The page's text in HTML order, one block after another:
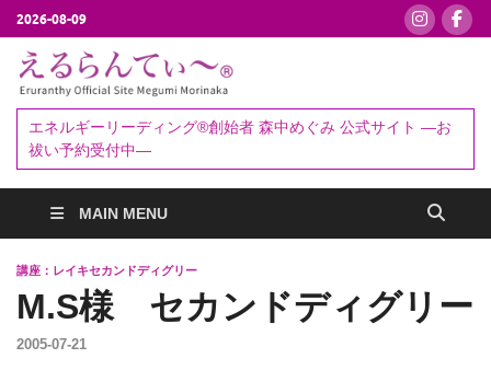
2026-08-09
ぃ～®
予約受付中
エネルギーリーディング®創始者 森中めぐみ 公式サイト ―お
祓い予約受付中―
MAIN MENU
講座：レイキセカンドディグリー
M.S様 セカンドディグリー
2005-07-21